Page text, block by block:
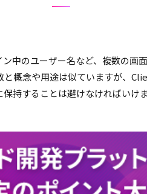
中のユーザー名など、複数の画
概念や用途は似ていますが、
持することは避けなければいけま